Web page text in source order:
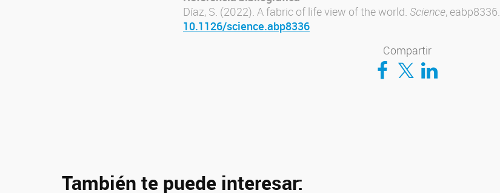
Díaz, S. (2022). A fabric of life view of the world. Science, eabp8336.
10.1126/science.abp8336
Compartir
Compartir en Facebook
Compartir en TwitterCompartir en LinkedIn
También te puede interesar: